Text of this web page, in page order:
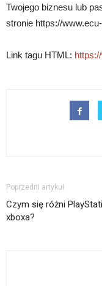
Twojego biznesu lub
stronie https://
Link tagu HTML:
Poprzedni artykuł
Czym się różni
xboxa?